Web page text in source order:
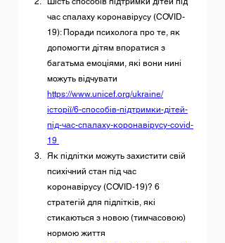
час спалаху коронавірусу (COVID-
19): Поради психолога про те, як
допомогти дітям впоратися з
багатьма емоціями, які вони нині
можуть відчувати
https://www.unicef.org/ukraine/
історії/6-способів-підтримки-дітей-
під-час-спалаху-коронавірусу-covid-
19
Як підлітки можуть захистити свій
психічний стан під час
коронавірусу (COVID-19)? 6
стратегій для підлітків, які
стикаються з новою (тимчасовою)
нормою життя